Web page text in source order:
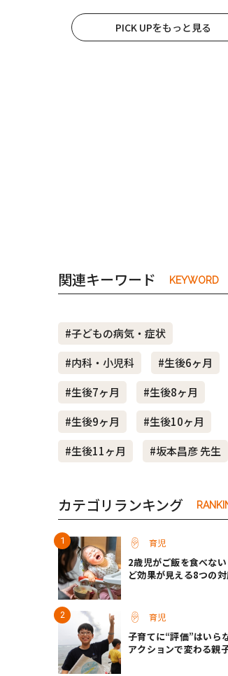
PICK UPをもっと見る
関連キーワード KEYWORD
#子どもの病気・症状
#内科・小児科
#生後6ヶ月
#生後7ヶ月
#生後8ヶ月
#生後9ヶ月
#生後10ヶ月
#生後11ヶ月
#坂本昌彦 先生
カテゴリランキング
育児
2歳児がご飯を食べな
ど効果が見える8つの
育児
子育てに“評価”はいら
アクションで変わる親